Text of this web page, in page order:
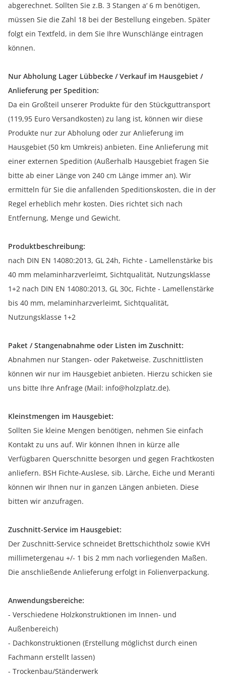
abgerechnet. Sollten Sie z.B. 3 Stangen a‘ 6 m benötigen,
müssen Sie die Zahl 18 bei der Bestellung eingeben. Später
folgt ein Textfeld, in dem Sie Ihre Wunschlänge eintragen
können.
Nur Abholung Lager Lübbecke / Verkauf im Hausgebiet /
Anlieferung per Spedition:
Da ein Großteil unserer Produkte für den Stückguttransport
(119,95 Euro Versandkosten) zu lang ist, können wir diese
Produkte nur zur Abholung oder zur Anlieferung im
Hausgebiet (50 km Umkreis) anbieten. Eine Anlieferung mit
einer externen Spedition (Außerhalb Hausgebiet fragen Sie
bitte ab einer Länge von 240 cm Länge immer an). Wir
ermitteln für Sie die anfallenden Speditionskosten, die in der
Regel erheblich mehr kosten. Dies richtet sich nach
Entfernung, Menge und Gewicht.
Produktbeschreibung:
nach DIN EN 14080:2013, GL 24h, Fichte - Lamellenstärke bis
40 mm melaminharzverleimt, Sichtqualität, Nutzungsklasse
1+2 nach DIN EN 14080:2013, GL 30c, Fichte - Lamellenstärke
bis 40 mm, melaminharzverleimt, Sichtqualität,
Nutzungsklasse 1+2
Paket / Stangenabnahme oder Listen im Zuschnitt:
Abnahmen nur Stangen- oder Paketweise. Zuschnittlisten
können wir nur im Hausgebiet anbieten. Hierzu schicken sie
uns bitte Ihre Anfrage (Mail: info@holzplatz.de).
Kleinstmengen im Hausgebiet:
Sollten Sie kleine Mengen benötigen, nehmen Sie einfach
Kontakt zu uns auf. Wir können Ihnen in kürze alle
Verfügbaren Querschnitte besorgen und gegen Frachtkosten
anliefern. BSH Fichte-Auslese, sib. Lärche, Eiche und Meranti
können wir Ihnen nur in ganzen Längen anbieten. Diese
bitten wir anzufragen.
Zuschnitt-Service im Hausgebiet:
Der Zuschnitt-Service schneidet Brettschichtholz sowie KVH
millimetergenau +/- 1 bis 2 mm nach vorliegenden Maßen.
Die anschließende Anlieferung erfolgt in Folienverpackung.
Anwendungsbereiche:
- Verschiedene Holzkonstruktionen im Innen- und
Außenbereich)
- Dachkonstruktionen (Erstellung möglichst durch einen
Fachmann erstellt lassen)
- Trockenbau/Ständerwerk